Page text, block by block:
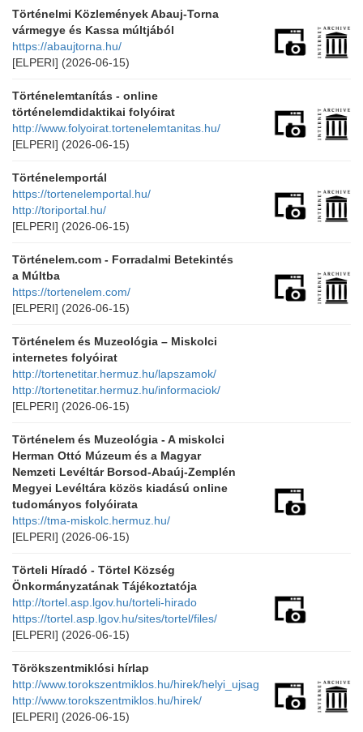
Történelmi Közlemények Abauj-Torna
vármegye és Kassa múltjából
https://abaujtorna.hu/
[ELPERI] (2026-06-15)
Történelemtanítás - online
történelemdidaktikai folyóirat
http://www.folyoirat.tortenelemtanitas.hu/
[ELPERI] (2026-06-15)
Történelemportál
https://tortenelemportal.hu/
http://toriportal.hu/
[ELPERI] (2026-06-15)
Történelem.com - Forradalmi Betekintés
a Múltba
https://tortenelem.com/
[ELPERI] (2026-06-15)
Történelem és Muzeológia – Miskolci
internetes folyóirat
http://tortenetitar.hermuz.hu/lapszamok/
http://tortenetitar.hermuz.hu/informaciok/
[ELPERI] (2026-06-15)
Történelem és Muzeológia - A miskolci
Herman Ottó Múzeum és a Magyar
Nemzeti Levéltár Borsod-Abaúj-Zemplén
Megyei Levéltára közös kiadású online
tudományos folyóirata
https://tma-miskolc.hermuz.hu/
[ELPERI] (2026-06-15)
Törteli Híradó - Törtel Község
Önkormányzatának Tájékoztatója
http://tortel.asp.lgov.hu/torteli-hirado
https://tortel.asp.lgov.hu/sites/tortel/files/
[ELPERI] (2026-06-15)
Törökszentmiklósi hírlap
http://www.torokszentmiklos.hu/hirek/helyi_ujsag
http://www.torokszentmiklos.hu/hirek/
[ELPERI] (2026-06-15)